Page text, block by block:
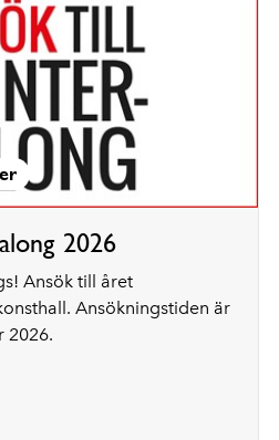
Unga
Barnrytmik
utställningar
2026
Ansök till året
Ansökningstiden är
2026.